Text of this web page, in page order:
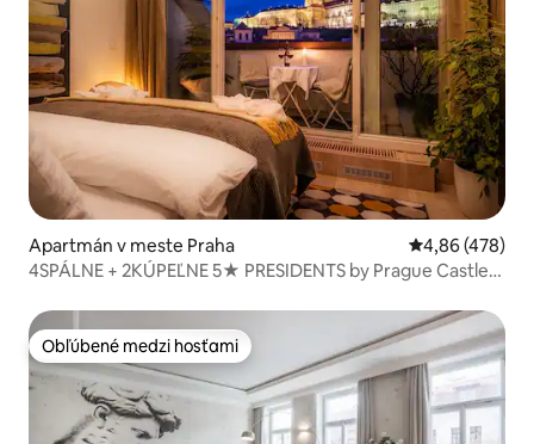
Apartmán v meste Praha Priemerné
4,86 (478)
4SPÁLNE + 2KÚPEĽNE 5★ PRESIDENTS by Prague Castle,
Obľúbené medzi hosťami
Obľúbené medzi hosťami